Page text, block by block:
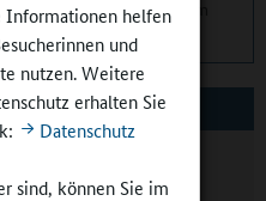
Informationen helfen
und
nutzen. Weitere
erhalten Sie
Datenschutz
sind, können Sie im
zweimonatlich in unserem